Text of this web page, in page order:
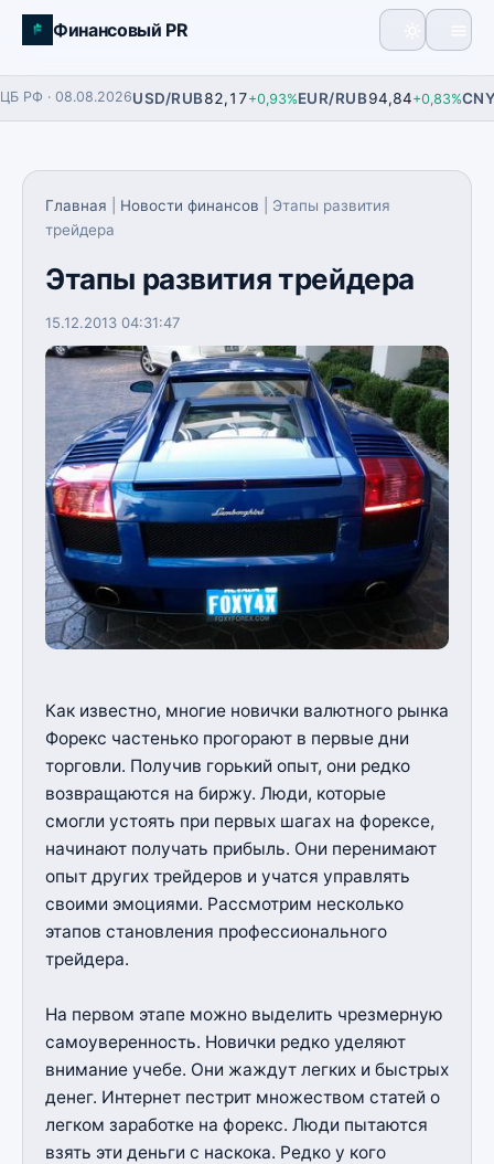
Финансовый PR
Главная
Финансы
Экономика
ЦБ РФ · 08.08.2026USD/RUB82,17+0,93%EUR/RUB94,84+0,83%
Главная Новости финансов | Этапы развития
трейдера
Этапы развития трейдера
15.12.2013 04:31:47
Как известно, многие новички валютного рынка
Форекс частенько прогорают в первые дни
торговли. Получив горький опыт, они редко
возвращаются на биржу. Люди, которые
смогли устоять при первых шагах на форексе,
начинают получать прибыль. Они перенимают
опыт других трейдеров и учатся управлять
своими эмоциями. Рассмотрим несколько
этапов становления профессионального
трейдера.
На первом этапе можно выделить чрезмерную
самоуверенность. Новички редко уделяют
внимание учебе. Они жаждут легких и быстрых
денег. Интернет пестрит множеством статей о
легком заработке на форекс. Люди пытаются
взять эти деньги с наскока. Редко у кого